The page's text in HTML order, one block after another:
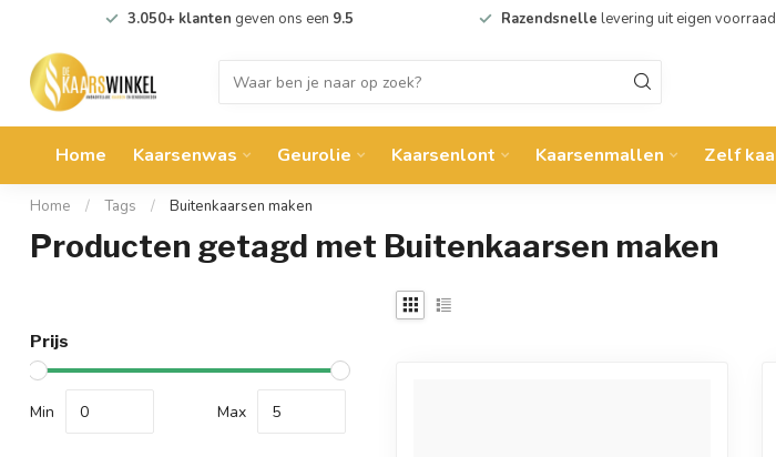
3.050+ klanten geven ons een 9.5 Razendsnelle levering uit eigen voorraad
Home Kaarsenwas Geurolie Kaarsenlont Kaarsenmallen Zelf
Home / Tags / Buitenkaarsen maken
Producten getagd met Buitenkaarsen maken
Prijs
Min Max